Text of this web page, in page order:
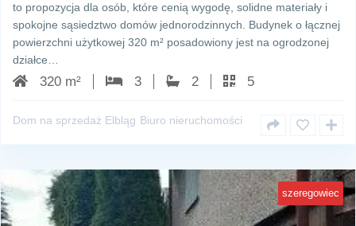
to propozycja dla osób, które cenią wygodę, solidne materiały i
spokojne sąsiedztwo domów jednorodzinnych. Budynek o łącznej
powierzchni użytkowej 320 m² posadowiony jest na ogrodzonej
działce…
320 m² 3 2 5
Dom na sprzedaż Elbląg Biuro nieruchomości
szeregowiec